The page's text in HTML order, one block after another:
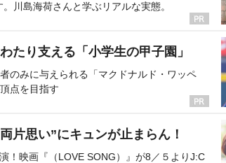
川島海荷さんと学ぶリアルな実態。
たり支える「小学生の甲子園」
のみに与えられる「マクドナルド・ワッペ
点を目指す
片思い”にキュンが止まらん！
！映画『（LOVE SONG）』が8／５よりJ:C